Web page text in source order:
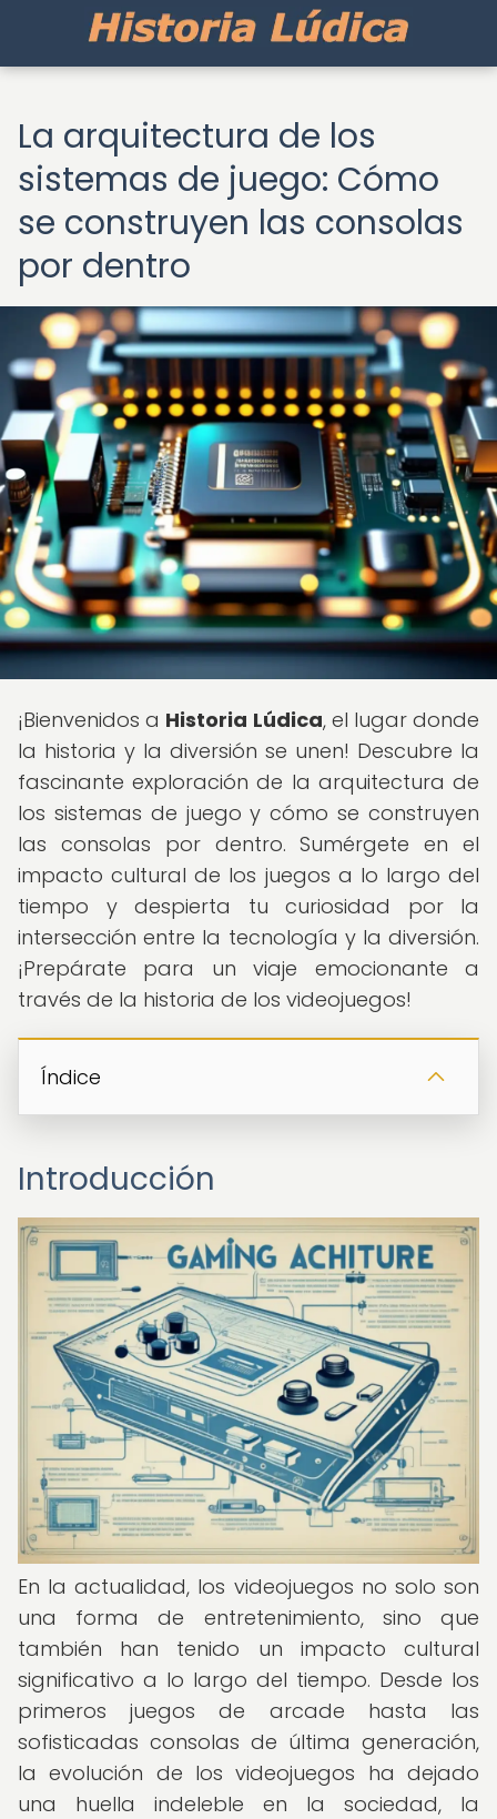
La arquitectura de los
sistemas de juego: Cómo
se construyen las consolas
por dentro
¡Bienvenidos a Historia Lúdica, el lugar donde
la historia y la diversión se unen! Descubre la
fascinante exploración de la arquitectura de
los sistemas de juego y cómo se construyen
las consolas por dentro. Sumérgete en el
impacto cultural de los juegos a lo largo del
tiempo y despierta tu curiosidad por la
intersección entre la tecnología y la diversión.
¡Prepárate para un viaje emocionante a
través de la historia de los videojuegos!
Índice
Introducción
En la actualidad, los videojuegos no solo son
una forma de entretenimiento, sino que
también han tenido un impacto cultural
significativo a lo largo del tiempo. Desde los
primeros juegos de arcade hasta las
sofisticadas consolas de última generación,
la evolución de los videojuegos ha dejado
una huella indeleble en la sociedad, la